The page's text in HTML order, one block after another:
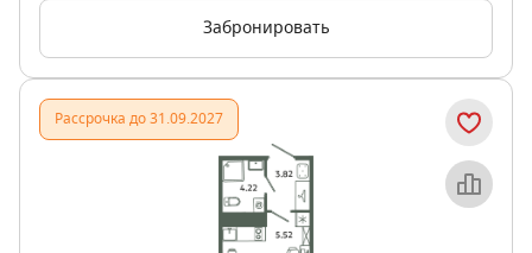
Забронировать
Рассрочка до 31.09.2027